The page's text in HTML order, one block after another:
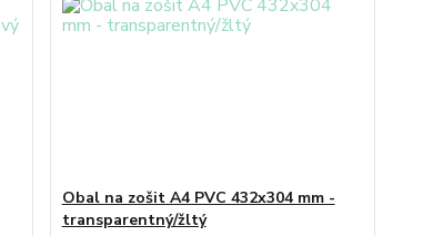
Obal na zošit A4 PVC 432x304 mm -
transparentný/žltý